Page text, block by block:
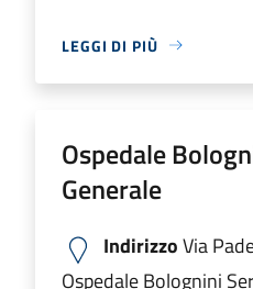
LEGGI DI PIÙ
Ospedale
Generale
IndirizzoVia
Ospedale Bolognini